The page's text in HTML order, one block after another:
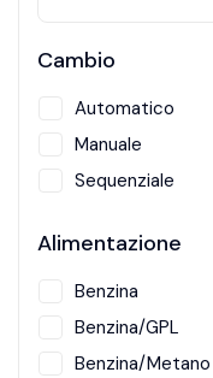
Cambio
Automatico
Manuale
Sequenziale
Alimentazione
Benzina
Benzina/GPL
Benzina/Metano